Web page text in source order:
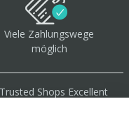
Viele Zahlungswege
möglich